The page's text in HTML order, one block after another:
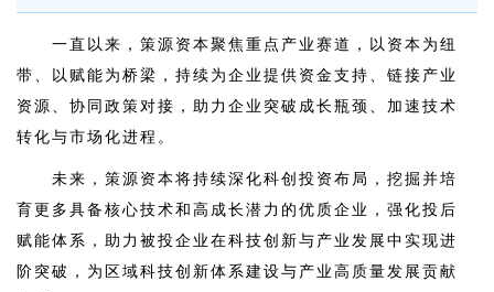
一直以来，策源资本聚焦重点产业赛道，以资本为纽
带、以赋能为桥梁，持续为企业提供资金支持、链接产业
资源、协同政策对接，助力企业突破成长瓶颈、加速技术
转化与市场化进程。
未来，策源资本将持续深化科创投资布局，挖掘并培
育更多具备核心技术和高成长潜力的优质企业，强化投后
赋能体系，助力被投企业在科技创新与产业发展中实现进
阶突破，为区域科技创新体系建设与产业高质量发展贡献